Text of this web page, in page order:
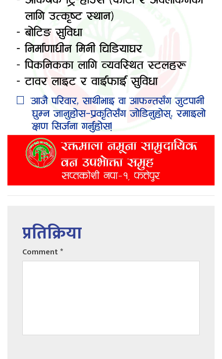
प्रतिक्रिया
Comment*